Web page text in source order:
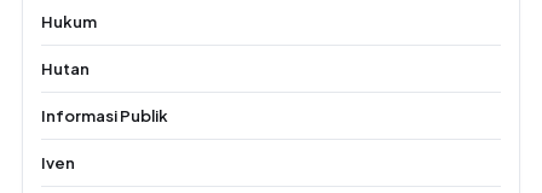
Hukum
Hutan
Informasi Publik
Iven